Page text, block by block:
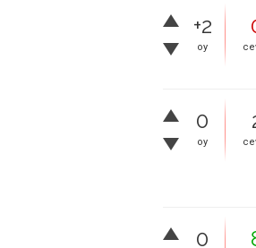
+2
oy
0
oy
0